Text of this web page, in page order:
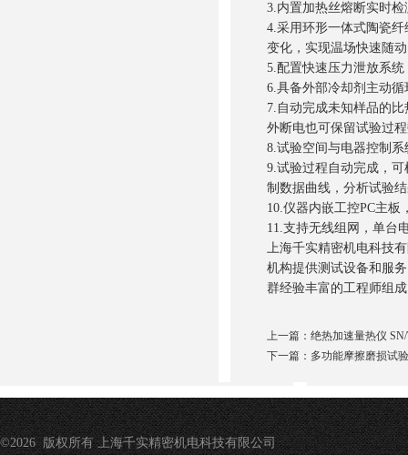
3.内置加热丝熔断实时
4.采用环形一体式陶瓷
变化，实现温场快速随动
5.配置快速压力泄放系
6.具备外部冷却剂主动
7.自动完成未知样品的
外断电也可保留试验过
8.试验空间与电器控制
9.试验过程自动完成，
制数据曲线，分析试验
10.仪器内嵌工控PC主
11.支持无线组网，单台
上海千实精密机电科技
机构提供测试设备和服
群经验丰富的工程师组
上一篇： 绝热加速量热仪
下一篇： 多功能摩擦磨损试
©2026 版权所有 上海千实精密机电科技有限公司